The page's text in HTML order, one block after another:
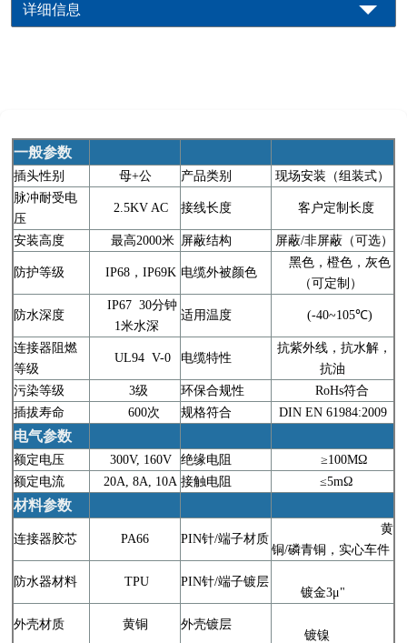
详细信息
一般参数
插头性别 母+公 产品类别
现场安装（组装式）
脉冲耐受电
压
2.5KV AC 接线长度 客户定制长度
安装高度 最高2000米 屏蔽结构 屏蔽/非屏蔽（可选）
防护等级 IP68，IP69K 电缆外被颜色
黑色，橙色，灰色
（可定制）
防水深度
IP67 30分钟
1米水深
适用温度 (-40~105℃)
连接器阻燃
等级
UL94 V-0 电缆特性
抗紫外线，抗水解，
抗油
污染等级
3级 环保合规性
RoHs符合
插拔寿命
600次 规格符合 DIN EN 61984:2009
电气参数
额定电压 300V, 160V 绝缘电阻
≥100MΩ
额定电流
20A, 8A, 10A 接触电阻 ≤5mΩ
材料参数
连接器胶芯 PA66 PIN针/端子材质
黄
铜/磷青铜，实心车件
防水器材料 TPU
PIN针/端子镀层
镀金3μ"
外壳材质 黄铜
外壳镀层
镀镍